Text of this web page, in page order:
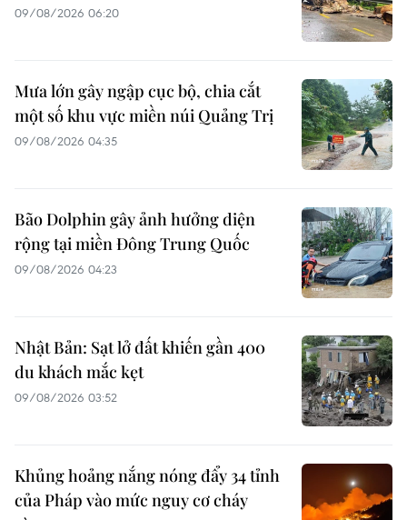
09/08/2026 06:20
Mưa lớn gây ngập cục bộ, chia cắt
một số khu vực miền núi Quảng Trị
09/08/2026 04:35
Bão Dolphin gây ảnh hưởng diện
rộng tại miền Đông Trung Quốc
09/08/2026 04:23
Nhật Bản: Sạt lở đất khiến gần 400
du khách mắc kẹt
09/08/2026 03:52
Khủng hoảng nắng nóng đẩy 34 tỉnh
của Pháp vào mức nguy cơ cháy